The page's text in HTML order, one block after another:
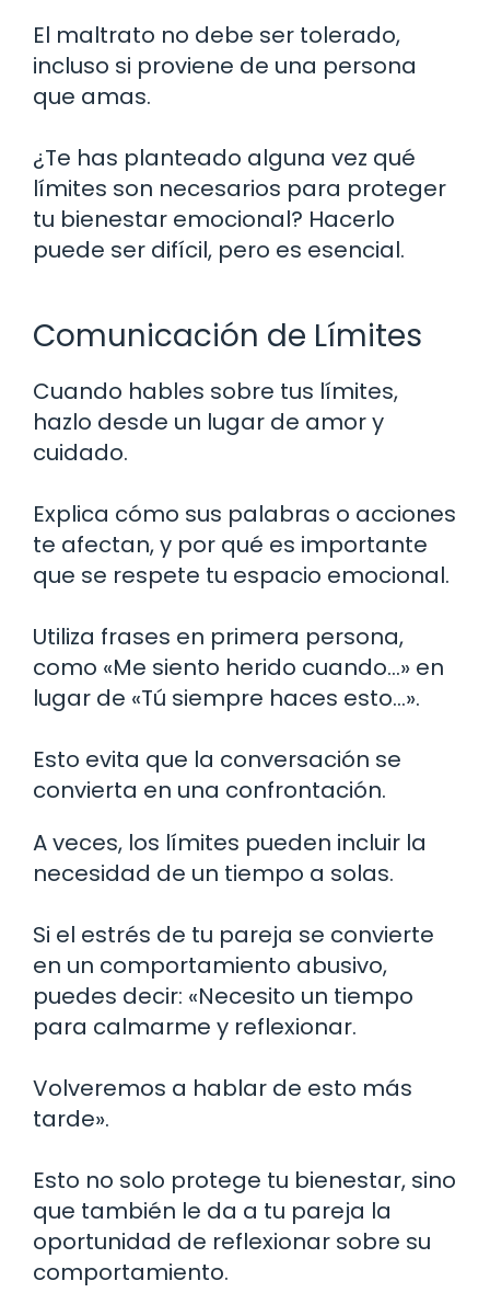
El maltrato no debe ser tolerado,
incluso si proviene de una persona
que amas.
¿Te has planteado alguna vez qué
límites son necesarios para proteger
tu bienestar emocional? Hacerlo
puede ser difícil, pero es esencial.
Comunicación de Límites
Cuando hables sobre tus límites,
hazlo desde un lugar de amor y
cuidado.
Explica cómo sus palabras o acciones
te afectan, y por qué es importante
que se respete tu espacio emocional.
Utiliza frases en primera persona,
como «Me siento herido cuando…» en
lugar de «Tú siempre haces esto…».
Esto evita que la conversación se
convierta en una confrontación.
A veces, los límites pueden incluir la
necesidad de un tiempo a solas.
Si el estrés de tu pareja se convierte
en un comportamiento abusivo,
puedes decir: «Necesito un tiempo
para calmarme y reflexionar.
Volveremos a hablar de esto más
tarde».
Esto no solo protege tu bienestar, sino
que también le da a tu pareja la
oportunidad de reflexionar sobre su
comportamiento.